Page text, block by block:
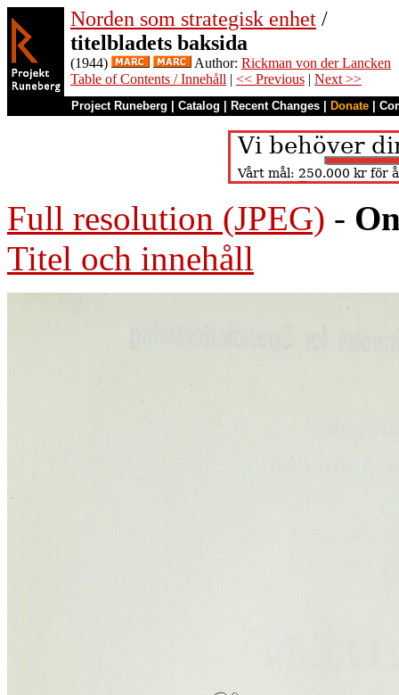
Norden som strategisk enhet /
titelbladets baksida
(1944) Author: Rickman von der Lancken
Table of Contents / Innehåll | << Previous | Next >>
Project Runeberg Catalog Recent Changes Donate
Full resolution (JPEG) -
Titel och innehåll